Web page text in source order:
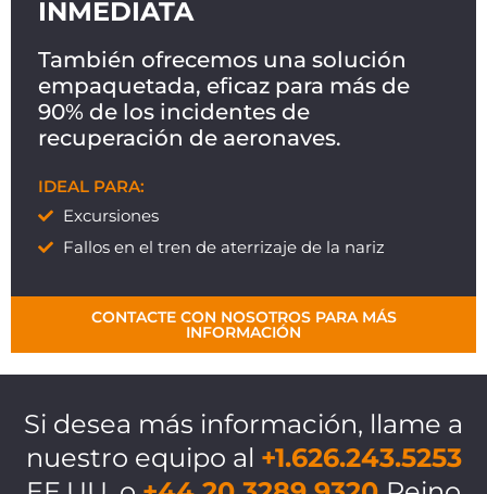
INMEDIATA
También ofrecemos una solución
empaquetada, eficaz para más de
90% de los incidentes de
recuperación de aeronaves.
IDEAL PARA:
Excursiones
Fallos en el tren de aterrizaje de la nariz
CONTACTE CON NOSOTROS PARA MÁS
INFORMACIÓN
Si desea más información, llame a
nuestro equipo al +1.626.243.5253